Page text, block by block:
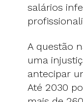
salários
A questão
uma
antecipar
Até 2030